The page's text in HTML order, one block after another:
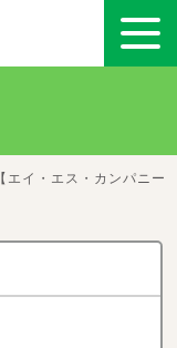
エイ・エス・カンパニー